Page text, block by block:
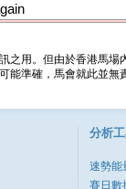
之用。但由於香港馬
能準確，馬會就此並
分析
速勢能
賽日數